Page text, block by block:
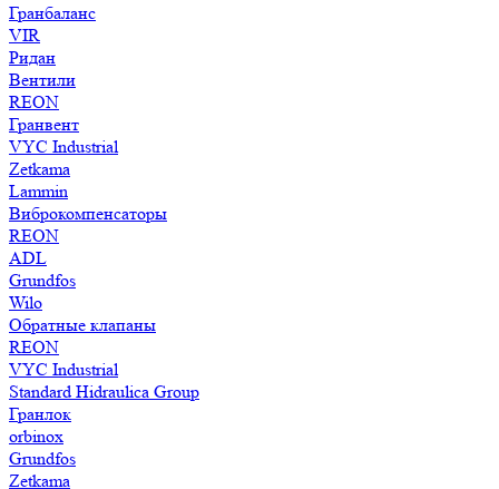
Гранбаланс
VIR
Ридан
Вентили
REON
Гранвент
VYC Industrial
Zetkama
Lammin
Виброкомпенсаторы
REON
ADL
Grundfos
Wilo
Обратные клапаны
REON
VYC Industrial
Standard Hidraulica Group
Гранлок
orbinox
Grundfos
Zetkama